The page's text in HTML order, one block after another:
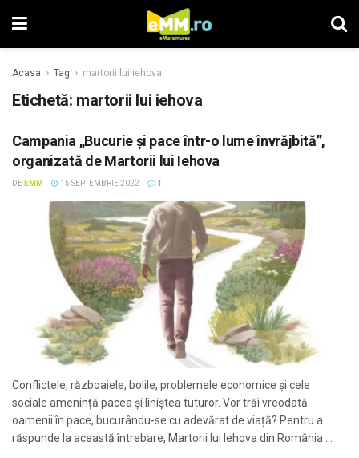
Acasa Tag martorii lui iehova
Etichetă: martorii lui iehova
Campania „Bucurie și pace într-o lume învrăjbită”,
organizată de Martorii lui Iehova
DE EMM 15 SEPTEMBRIE 2022 1
Conflictele, războaiele, bolile, problemele economice și cele
sociale amenință pacea și liniștea tuturor. Vor trăi vreodată
oamenii în pace, bucurându-se cu adevărat de viață? Pentru a
răspunde la această întrebare, Martorii lui Iehova din România ...